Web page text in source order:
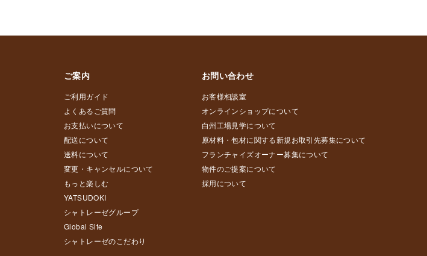
ご案内
ご利用ガイド
よくあるご質問
お支払いについて
配送について
送料について
変更・キャンセルについて
もっと楽しむ
YATSUDOKI
シャトレーゼグループ
Global Site
シャトレーゼのこだわり
お問い合わせ
お客様相談室
オンラインショップについて
白州工場見学について
原材料・包材に関する新規お取引先募集について
フランチャイズオーナー募集について
物件のご提案について
採用について